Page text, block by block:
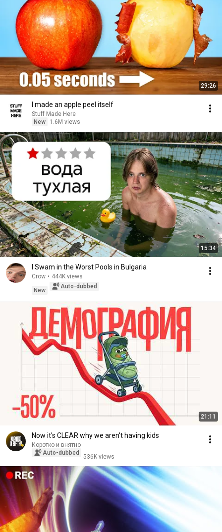
29:26
I made an apple peel itself
Stuff Made Here
New
1.6M views
15:34
I Swam in the Worst Pools in Bulgaria
Crow • 444K views
New
Auto-dubbed
21:11
Now it's CLEAR why we aren't having kids
Коротко и внятно
Auto-dubbed
536K views